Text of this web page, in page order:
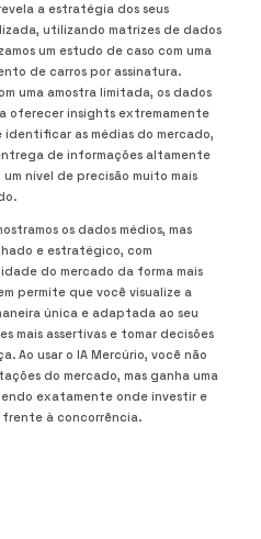
a estratégia dos seus
utilizando matrizes de dados
um estudo de caso com uma
de carros por assinatura.
uma amostra limitada, os dados
oferecer insights extremamente
identificar as médias do mercado,
de informações altamente
nível de precisão muito mais
os dados médios, mas
e estratégico, com
do mercado da forma mais
permite que você visualize a
única e adaptada ao seu
mais assertivas e tomar decisões
Ao usar o IA Mercúrio, você não
do mercado, mas ganha uma
exatamente onde investir e
frente à concorrência.